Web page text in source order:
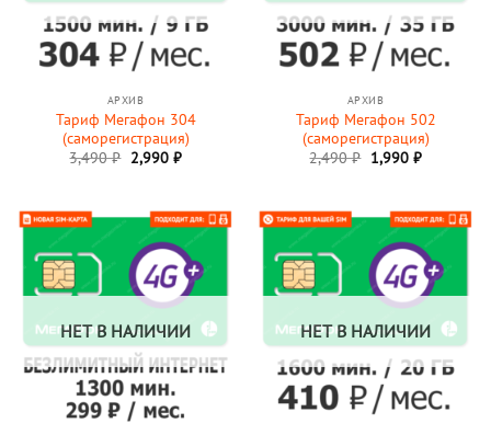
АРХИВ
Тариф Мегафон 304
(саморегистрация)
3,490₽ Первоначальная
цена
2,990 ₽Текущая
АРХИВ
Тариф Мегафон 502
(саморегистрация)
2,490₽ Первоначальная
цена
1,990 ₽Текущая
НЕТ В НАЛИЧИИ НЕТ В НАЛИЧИИ